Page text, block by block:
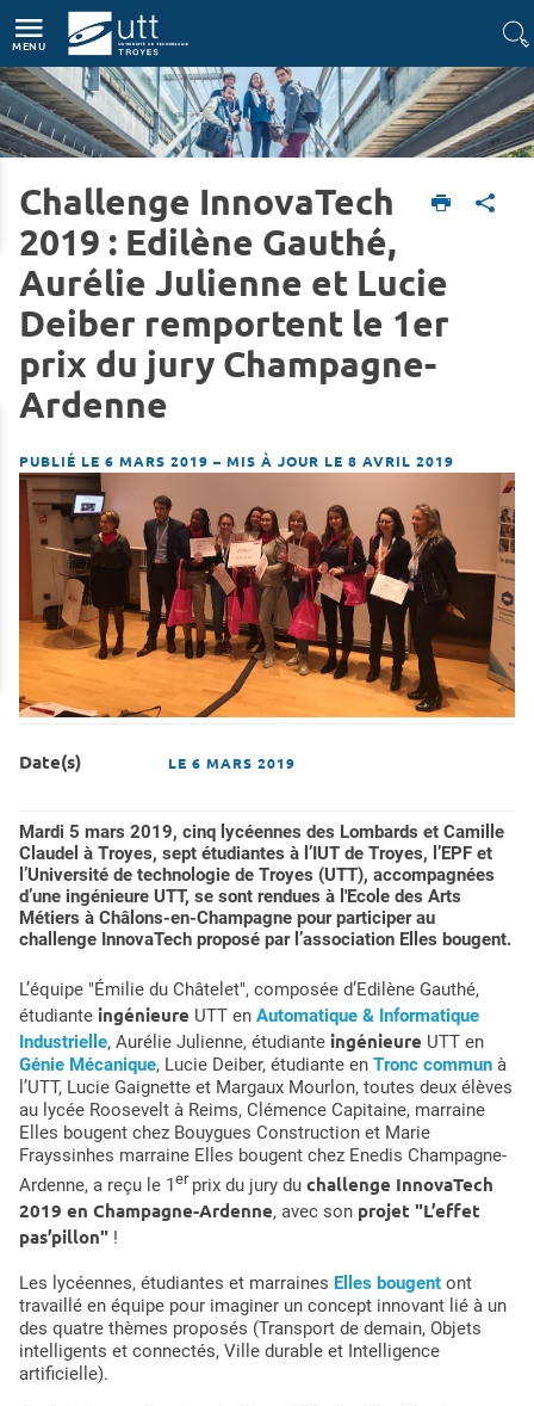
MENU
Accueil L'UTT Actualités
Challenge InnovaTech
2019 : Edilène Gauthé,
Aurélie Julienne et Lucie
Deiber remportent le 1er
prix du jury Champagne-
Ardenne
PUBLIÉ LE 6 MARS 2019 – MIS À JOUR LE 8 AVRIL 2019
Date(s) LE 6 MARS 2019
Mardi 5 mars 2019, cinq lycéennes des Lombards et Camille
Claudel à Troyes, sept étudiantes à l’IUT de Troyes, l’EPF et
l’Université de technologie de Troyes (UTT), accompagnées
d’une ingénieure UTT, se sont rendues à l'Ecole des Arts
Métiers à Châlons-en-Champagne pour participer au
challenge InnovaTech proposé par l’association Elles bougent.
L’équipe "Émilie du Châtelet", composée d’Edilène Gauthé,
étudiante ingénieure UTT en Automatique & Informatique
Industrielle, Aurélie Julienne, étudiante ingénieure UTT en
Génie Mécanique, Lucie Deiber, étudiante en Tronc commun à
l’UTT, Lucie Gaignette et Margaux Mourlon, toutes deux élèves
au lycée Roosevelt à Reims, Clémence Capitaine, marraine
Elles bougent chez Bouygues Construction et Marie
Frayssinhes marraine Elles bougent chez Enedis Champagne-
Ardenne, a reçu le 1er prix du jury du challenge InnovaTech
2019 en Champagne-Ardenne, avec son projet "L’effet
pas’pillon" !
Les lycéennes, étudiantes et marraines Elles bougent ont
travaillé en équipe pour imaginer un concept innovant lié à un
des quatre thèmes proposés (Transport de demain, Objets
intelligents et connectés, Ville durable et Intelligence
artificielle).